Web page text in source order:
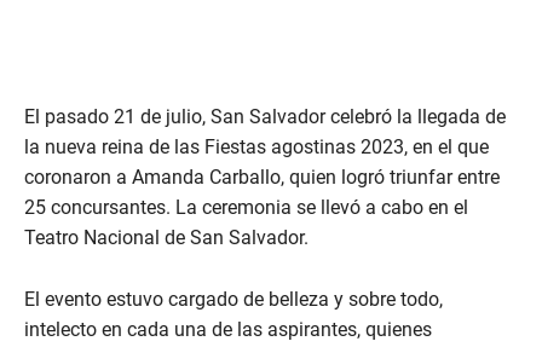
El pasado 21 de julio, San Salvador celebró la llegada de
la nueva reina de las Fiestas agostinas 2023, en el que
coronaron a Amanda Carballo, quien logró triunfar entre
25 concursantes. La ceremonia se llevó a cabo en el
Teatro Nacional de San Salvador.
El evento estuvo cargado de belleza y sobre todo,
intelecto en cada una de las aspirantes, quienes